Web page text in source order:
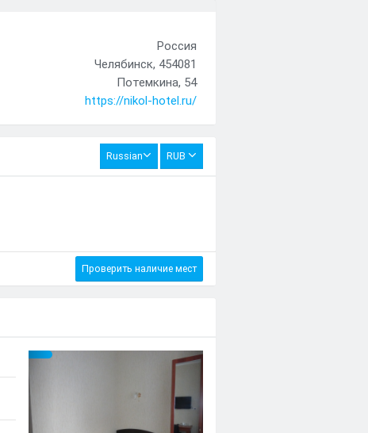
Россия
Челябинск, 454081
Потемкина, 54
https://nikol-hotel.ru/
Russian RUB
Проверить наличие мест
{clt_left} 4 Количество
Предыдущий Cледующий